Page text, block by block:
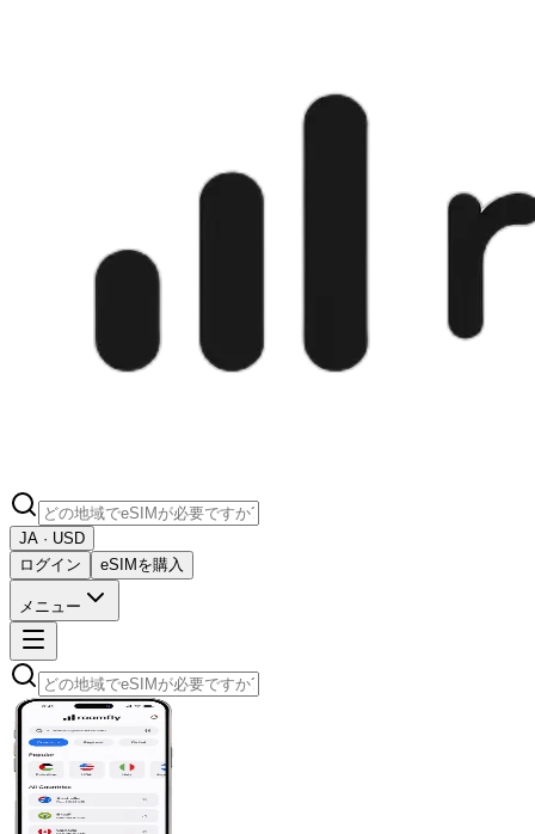
JA · USD
ログイン
eSIMを購入
メニュー